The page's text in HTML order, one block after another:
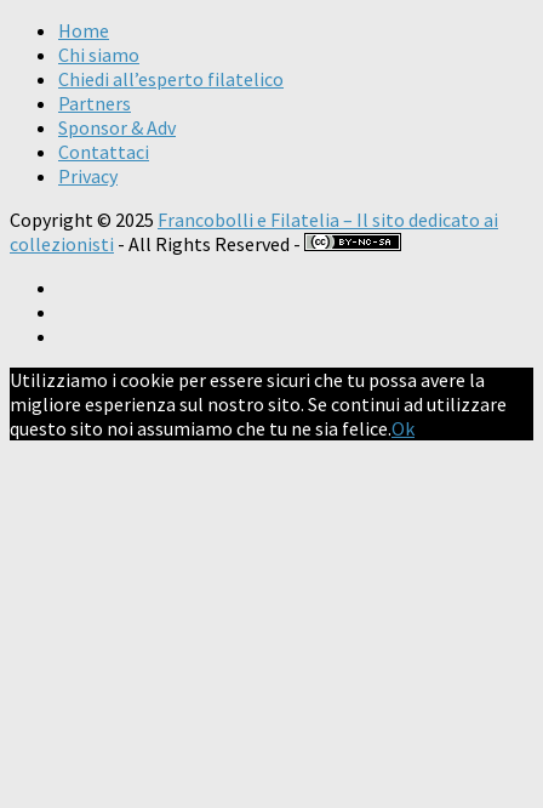
Home
Chi siamo
Chiedi all’esperto filatelico
Partners
Sponsor & Adv
Contattaci
Privacy
Copyright © 2025 Francobolli e Filatelia – Il sito dedicato ai
collezionisti - All Rights Reserved -
Utilizziamo i cookie per essere sicuri che tu possa avere la
migliore esperienza sul nostro sito. Se continui ad utilizzare
questo sito noi assumiamo che tu ne sia felice.Ok